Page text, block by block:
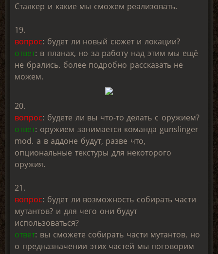
Сталкер и какие мы сможем реализовать.
19.
вопрос: будет ли новый сюжет и локации?
ответ: в планах, но за работу над этим мы ещё
не брались. более подробно рассказать не
можем.
20.
вопрос: будете ли вы что-то делать с оружием?
ответ: оружием занимается команда gunslinger
mod. а в аддоне будут, разве что,
опциональные текстуры для некоторого
оружия.
21.
вопрос: будет ли возможность собирать части
мутантов? и для чего они будут
использоваться?
ответ: вы сможете собирать части мутантов, но
о предназначении этих частей мы поговорим